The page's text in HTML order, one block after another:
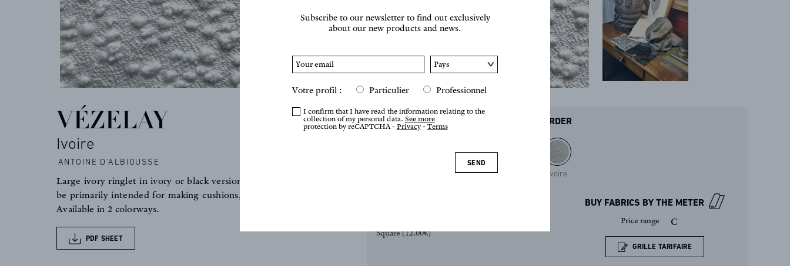
REFERENCES
PROFESSIONALS
NEWS
VÉZELAY
Ivoire
ANTOINE D'ALBIOUSSE
Large ivory ringlet in ivory or black version. This fabric will
be primarily intended for making cushions, seats and sofas.
Available in 2 colorways.
PDF SHEET
ORDER
Ivoire
Square (12.00€)
BUY FABRICS BY THE METER
Price range C
GRILLE TARIFAIRE
Subscribe to our newsletter to find out exclusively
about our new products and news.
Votre profil : Particulier Professionnel
I confirm that I have read the information relating to the
collection of my personal data. See more
protection by reCAPTCHA - Privacy- Terms
SEND